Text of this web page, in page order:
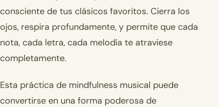
consciente de tus clásicos favoritos. Cierra los
ojos, respira profundamente, y permite que cada
nota, cada letra, cada melodía te atraviese
completamente.
Esta práctica de mindfulness musical puede
convertirse en una forma poderosa de